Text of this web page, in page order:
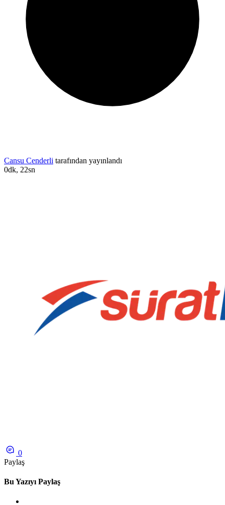
Cansu Cenderli tarafından yayınlandı
0dk, 22sn
0
Paylaş
Bu Yazıyı Paylaş